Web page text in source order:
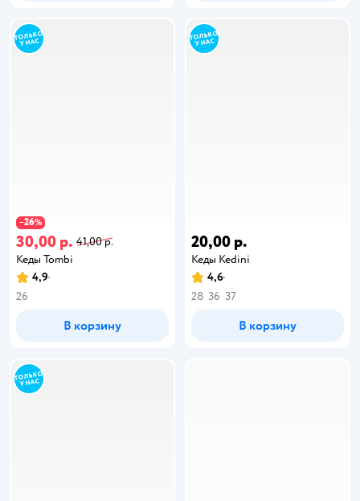
−26%
30,00 р. 41,00 р.
Кеды Tombi
4,9
26
В корзину
20,00 р.
Кеды Kedini
4,6
28 36 37
В корзину